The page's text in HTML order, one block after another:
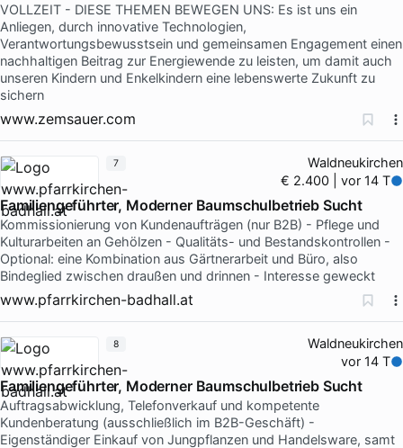
VOLLZEIT - DIESE THEMEN BEWEGEN UNS: Es ist uns ein
Anliegen, durch innovative Technologien,
Verantwortungsbewusstsein und gemeinsamen Engagement einen
nachhaltigen Beitrag zur Energiewende zu leisten, um damit auch
unseren Kindern und Enkelkindern eine lebenswerte Zukunft zu
sichern
www.zemsauer.com
Waldneukirchen
€ 2.400 | vor 14 T
Familiengeführter, Moderner Baumschulbetrieb Sucht
Kommissionierung von Kundenaufträgen (nur B2B) - Pflege und
Kulturarbeiten an Gehölzen - Qualitäts- und Bestandskontrollen -
Optional: eine Kombination aus Gärtnerarbeit und Büro, also
Bindeglied zwischen draußen und drinnen - Interesse geweckt
www.pfarrkirchen-badhall.at
7
Waldneukirchen
vor 14 T
Familiengeführter, Moderner Baumschulbetrieb Sucht
Auftragsabwicklung, Telefonverkauf und kompetente
Kundenberatung (ausschließlich im B2B-Geschäft) -
Eigenständiger Einkauf von Jungpflanzen und Handelsware, samt
8